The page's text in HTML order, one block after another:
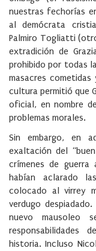
nuestras fechorías
al demócrata
Palmiro Togliatti
extradición de
prohibido por todas
masacres cometidas
cultura permitió que
oficial, en nombre
problemas morales.
Sin embargo, en
exaltación del
crímenes de
habían aclarado
colocado al virrey
verdugo
nuevo mausoleo
responsabilidades
historia. Incluso